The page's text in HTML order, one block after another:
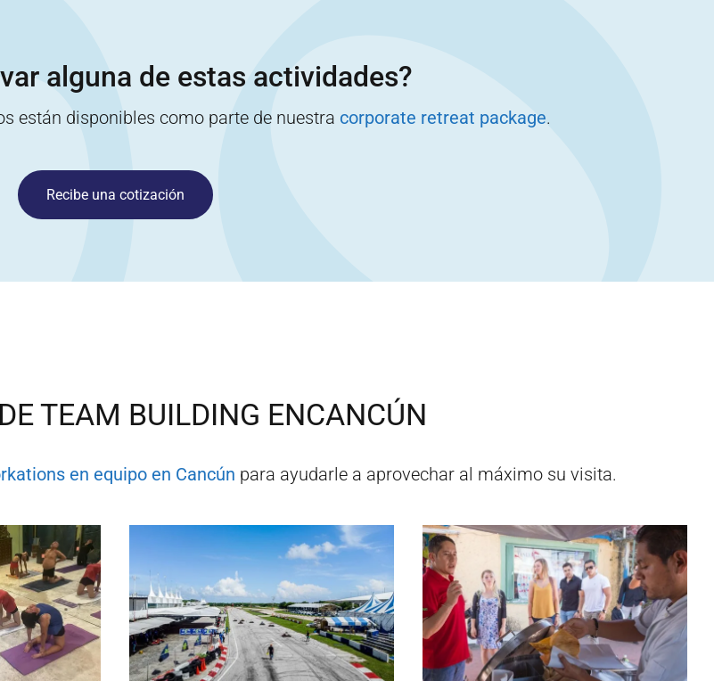
alguna de estas actividades?
están disponibles como parte de nuestra corporate retreat package.
Recibe una cotización
TEAM BUILDING ENCANCÚN
en equipo en Cancún para ayudarle a aprovechar al máximo su visita.